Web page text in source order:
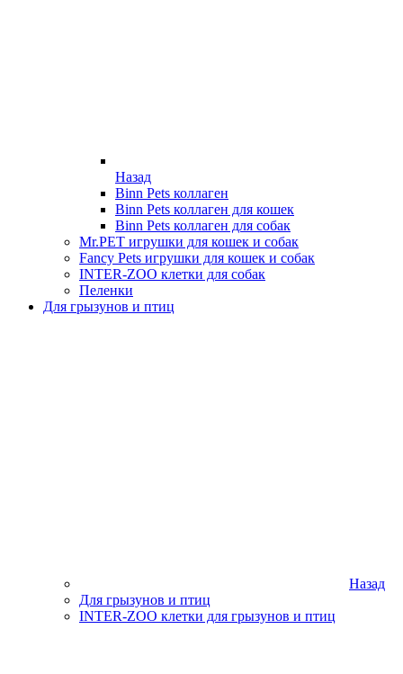
Назад
Binn Pets коллаген
Binn Pets коллаген для кошек
Binn Pets коллаген для собак
Mr.PET игрушки для кошек и собак
Fancy Pets игрушки для кошек и собак
INTER-ZOO клетки для собак
Пеленки
Для грызунов и птиц
Назад
Для грызунов и птиц
INTER-ZOO клетки для грызунов и птиц